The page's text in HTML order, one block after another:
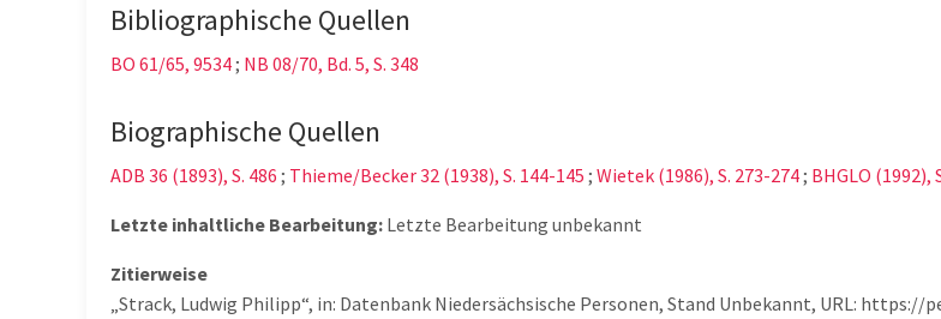
Bibliographische Quellen
BO 61/65, 9534; NB 08/70, Bd. 5, S. 348
Biographische Quellen
ADB 36 (1893), S. 486 ; Thieme/Becker 32 (1938), S. 144-145 ; Wietek (1986), S. 273-274; BHGLO (1992),
Letzte inhaltliche Bearbeitung: Letzte Bearbeitung unbekannt
Zitierweise
„Strack, Ludwig Philipp“, in: Datenbank Niedersächsische Personen, Stand Unbekannt, URL: